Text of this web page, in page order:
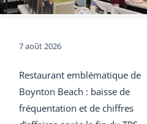
7 août 2026
Restaurant emblématique de
Boynton Beach : baisse de
fréquentation et de chiffres